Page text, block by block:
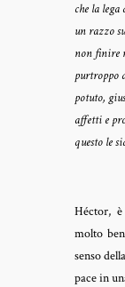
che la
un razzo
non finire
purtroppo
potuto,
affetti e
questo le
Héctor,
molto
senso
pace in